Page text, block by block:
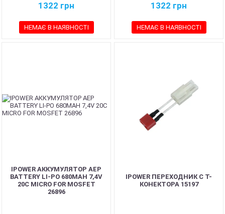
1322 грн
НЕМАЄ В НАЯВНОСТІ
1322 грн
НЕМАЄ В НАЯВНОСТІ
IPOWER АККУМУЛЯТОР AEP
BATTERY LI-PO 680MAH 7,4V
20C MICRO FOR MOSFET
26896
IPOWER ПЕРЕХОДНИК С T-
КОНЕКТОРА 15197